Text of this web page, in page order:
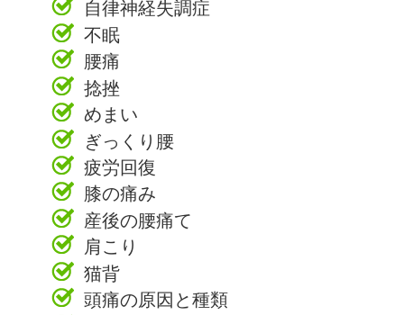
自律神経失調症
不眠
腰痛
捻挫
めまい
ぎっくり腰
疲労回復
膝の痛み
産後の腰痛て
肩こり
猫背
頭痛の原因と種類